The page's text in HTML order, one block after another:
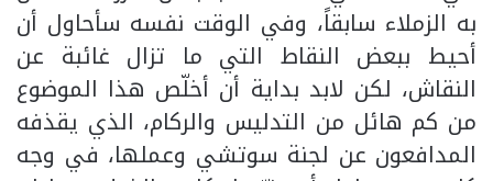
به الزملاء سابقاً، وفي الوقت نفسه سأحاول أن
أحيط ببعض النقاط التي ما تزال غائبة عن
النقاش، لكن لابد بداية أن أخلّص هذا الموضوع
من كم هائل من التدليس والركام، الذي يقذفه
المدافعون عن لجنة سوتشي وعملها، في وجه